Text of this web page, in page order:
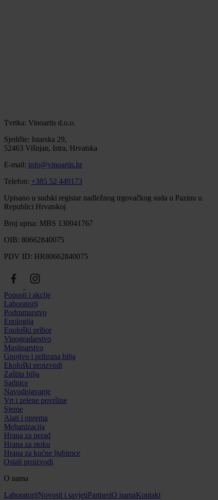
Tvrtka: Vinoartis d.o.o.
Sjedište: Istarska 29,
52463 Višnjan, Istra, Hrvatska
E-mail: info@vinoartis.hr
Telefon: +385 52 449173
Upisano u sudski registar nadležnog trgovačkog suda u Pazinu u
Republici Hrvatskoj
Broj upisa: MBS 130041767
OIB: 80662840075
PDV ID: HR80662840075
Popusti i akcije
Laboratorij
Podrumarstvo
Enologija
Enološki pribor
Vinogradarstvo
Maslinarstvo
Gnojivo i prihrana bilja
Ekološki proizvodi
Zaštita bilja
Sadnice
Navodnjavanje
Vrt i zelene površine
Sjeme
Alati i oprema
Mehanizacija
Hrana za perad
Hrana za stoku
Hrana za kućne ljubimce
Ostali proizvodi
O nama
LaboratorijNovosti i savjetiPartneriO namaKontakt